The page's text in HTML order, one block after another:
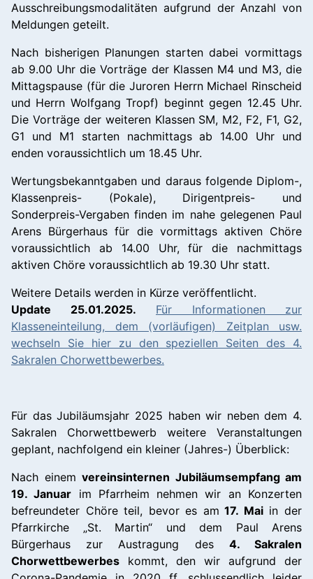
Ausschreibungsmodalitäten aufgrund der Anzahl von
Meldungen geteilt.
Nach bisherigen Planungen starten dabei vormittags
ab 9.00 Uhr die Vorträge der Klassen M4 und M3, die
Mittagspause (für die Juroren Herrn Michael Rinscheid
und Herrn Wolfgang Tropf) beginnt gegen 12.45 Uhr.
Die Vorträge der weiteren Klassen SM, M2, F2, F1, G2,
G1 und M1 starten nachmittags ab 14.00 Uhr und
enden voraussichtlich um 18.45 Uhr.
Wertungsbekanntgaben und daraus folgende Diplom-,
Klassenpreis- (Pokale), Dirigentpreis- und
Sonderpreis-Vergaben finden im nahe gelegenen Paul
Arens Bürgerhaus für die vormittags aktiven Chöre
voraussichtlich ab 14.00 Uhr, für die nachmittags
aktiven Chöre voraussichtlich ab 19.30 Uhr statt.
Weitere Details werden in Kürze veröffentlicht.
Update 25.01.2025.
Für Informationen zur
Klasseneinteilung, dem (vorläufigen) Zeitplan usw.
wechseln Sie hier zu den speziellen Seiten des 4.
Sakralen Chorwettbewerbes.
Für das Jubiläumsjahr 2025 haben wir neben dem 4.
Sakralen Chorwettbewerb weitere Veranstaltungen
geplant, nachfolgend ein kleiner (Jahres-) Überblick:
Nach einem vereinsinternen Jubiläumsempfang am
19. Januar im Pfarrheim nehmen wir an Konzerten
befreundeter Chöre teil, bevor es am 17. Maiin der
Pfarrkirche „St. Martin“ und dem Paul Arens
Bürgerhaus zur Austragung des 4. Sakralen
Chorwettbewerbes kommt, den wir aufgrund der